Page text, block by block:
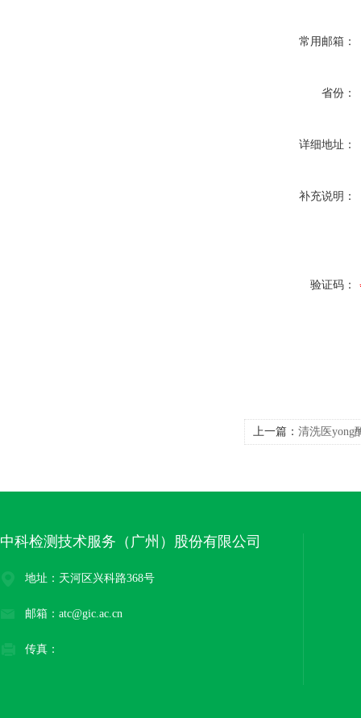
常用邮箱：
省份：
详细地址：
补充说明：
验证码：
上一篇： 清洗医yong
中科检测技术服务（广州）股份有限公司
地址：天河区兴科路368号
邮箱：atc@gic.ac.cn
传真：